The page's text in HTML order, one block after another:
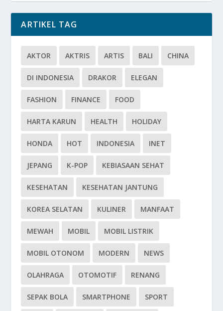
ARTIKEL TAG
AKTOR AKTRIS ARTIS BALI CHINA
DI INDONESIA DRAKOR ELEGAN
FASHION FINANCE FOOD
HARTA KARUN HEALTH HOLIDAY
HONDA HOT INDONESIA INET
JEPANG K-POP KEBIASAAN SEHAT
KESEHATAN KESEHATAN JANTUNG
KOREA SELATAN KULINER MANFAAT
MEWAH MOBIL MOBIL LISTRIK
MOBIL OTONOM MODERN NEWS
OLAHRAGA OTOMOTIF RENANG
SEPAK BOLA SMARTPHONE SPORT